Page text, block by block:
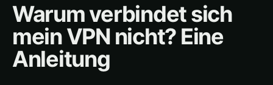
Warum verbindet sich
mein VPN nicht? Eine
Anleitung